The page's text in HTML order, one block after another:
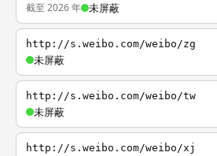
截至 2026 年 未屏蔽
http://s.weibo.com/weibo/zg
未屏蔽
http://s.weibo.com/weibo/tw
未屏蔽
http://s.weibo.com/weibo/xj